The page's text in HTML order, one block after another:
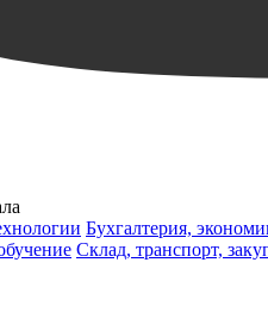
Бухгалтерия,
Склад, транспорт,